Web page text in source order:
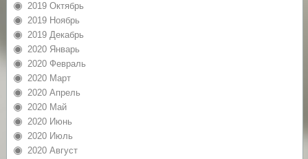
2019 Октябрь
2019 Ноябрь
2019 Декабрь
2020 Январь
2020 Февраль
2020 Март
2020 Апрель
2020 Май
2020 Июнь
2020 Июль
2020 Август